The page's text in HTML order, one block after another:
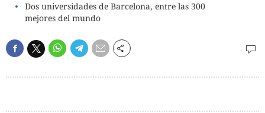
Dos universidades de Barcelona, entre las 300
mejores del mundo